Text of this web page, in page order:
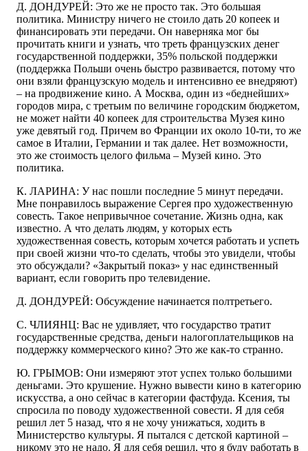
Д. ДОНДУРЕЙ: Это же не просто так. Это большая
политика. Министру ничего не стоило дать 20 копеек и
финансировать эти передачи. Он наверняка мог бы
прочитать книги и узнать, что треть французских денег
государственной поддержки, 35% польской поддержки
(поддержка Польши очень быстро развивается, потому что
они взяли французскую модель и интенсивно ее внедряют)
– на продвижение кино. А Москва, один из «беднейших»
городов мира, с третьим по величине городским бюджетом,
не может найти 40 копеек для строительства Музея кино
уже девятый год. Причем во Франции их около 10-ти, то же
самое в Италии, Германии и так далее. Нет возможности,
это же стоимость целого фильма – Музей кино. Это
политика.
К. ЛАРИНА: У нас пошли последние 5 минут передачи.
Мне понравилось выражение Сергея про художественную
совесть. Такое непривычное сочетание. Жизнь одна, как
известно. А что делать людям, у которых есть
художественная совесть, которым хочется работать и успеть
при своей жизни что-то сделать, чтобы это увидели, чтобы
это обсуждали? «Закрытый показ» у нас единственный
вариант, если говорить про телевидение.
Д. ДОНДУРЕЙ: Обсуждение начинается полтретьего.
С. ЧЛИЯНЦ: Вас не удивляет, что государство тратит
государственные средства, деньги налогоплательщиков на
поддержку коммерческого кино? Это же как-то странно.
Ю. ГРЫМОВ: Они измеряют этот успех только большими
деньгами. Это крушение. Нужно вывести кино в категорию
искусства, а оно сейчас в категории фастфуда. Ксения, ты
спросила по поводу художественной совести. Я для себя
решил лет 5 назад, что я не хочу унижаться, ходить в
Министерство культуры. Я пытался с детской картиной –
никому это не надо. Я для себя решил, что я буду работать в